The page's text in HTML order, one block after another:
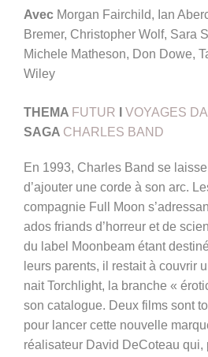
Avec Morgan Fairchild, Ian
Bremer, Christopher Wolf, Sara
Michele Matheson, Don Dowe,
Wiley
THEMA FUTUR VOYAGES
SAGA CHARLES BAND
En 1993, Charles Band se
d’ajouter une corde à son arc.
compagnie Full Moon
ados friands d’horreur et de
du label Moonbeam étant
leurs parents, il restait à couvrir
nait Torchlight, la branche «
son catalogue. Deux films sont
pour lancer cette nouvelle
réalisateur David DeCoteau qui,